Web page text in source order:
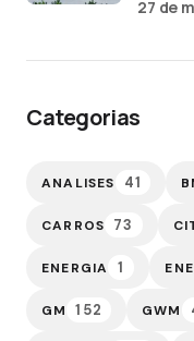
27 de
Categorias
ANALISES 41
CARROS 73
ENERGIA 1
GM 152 GWM